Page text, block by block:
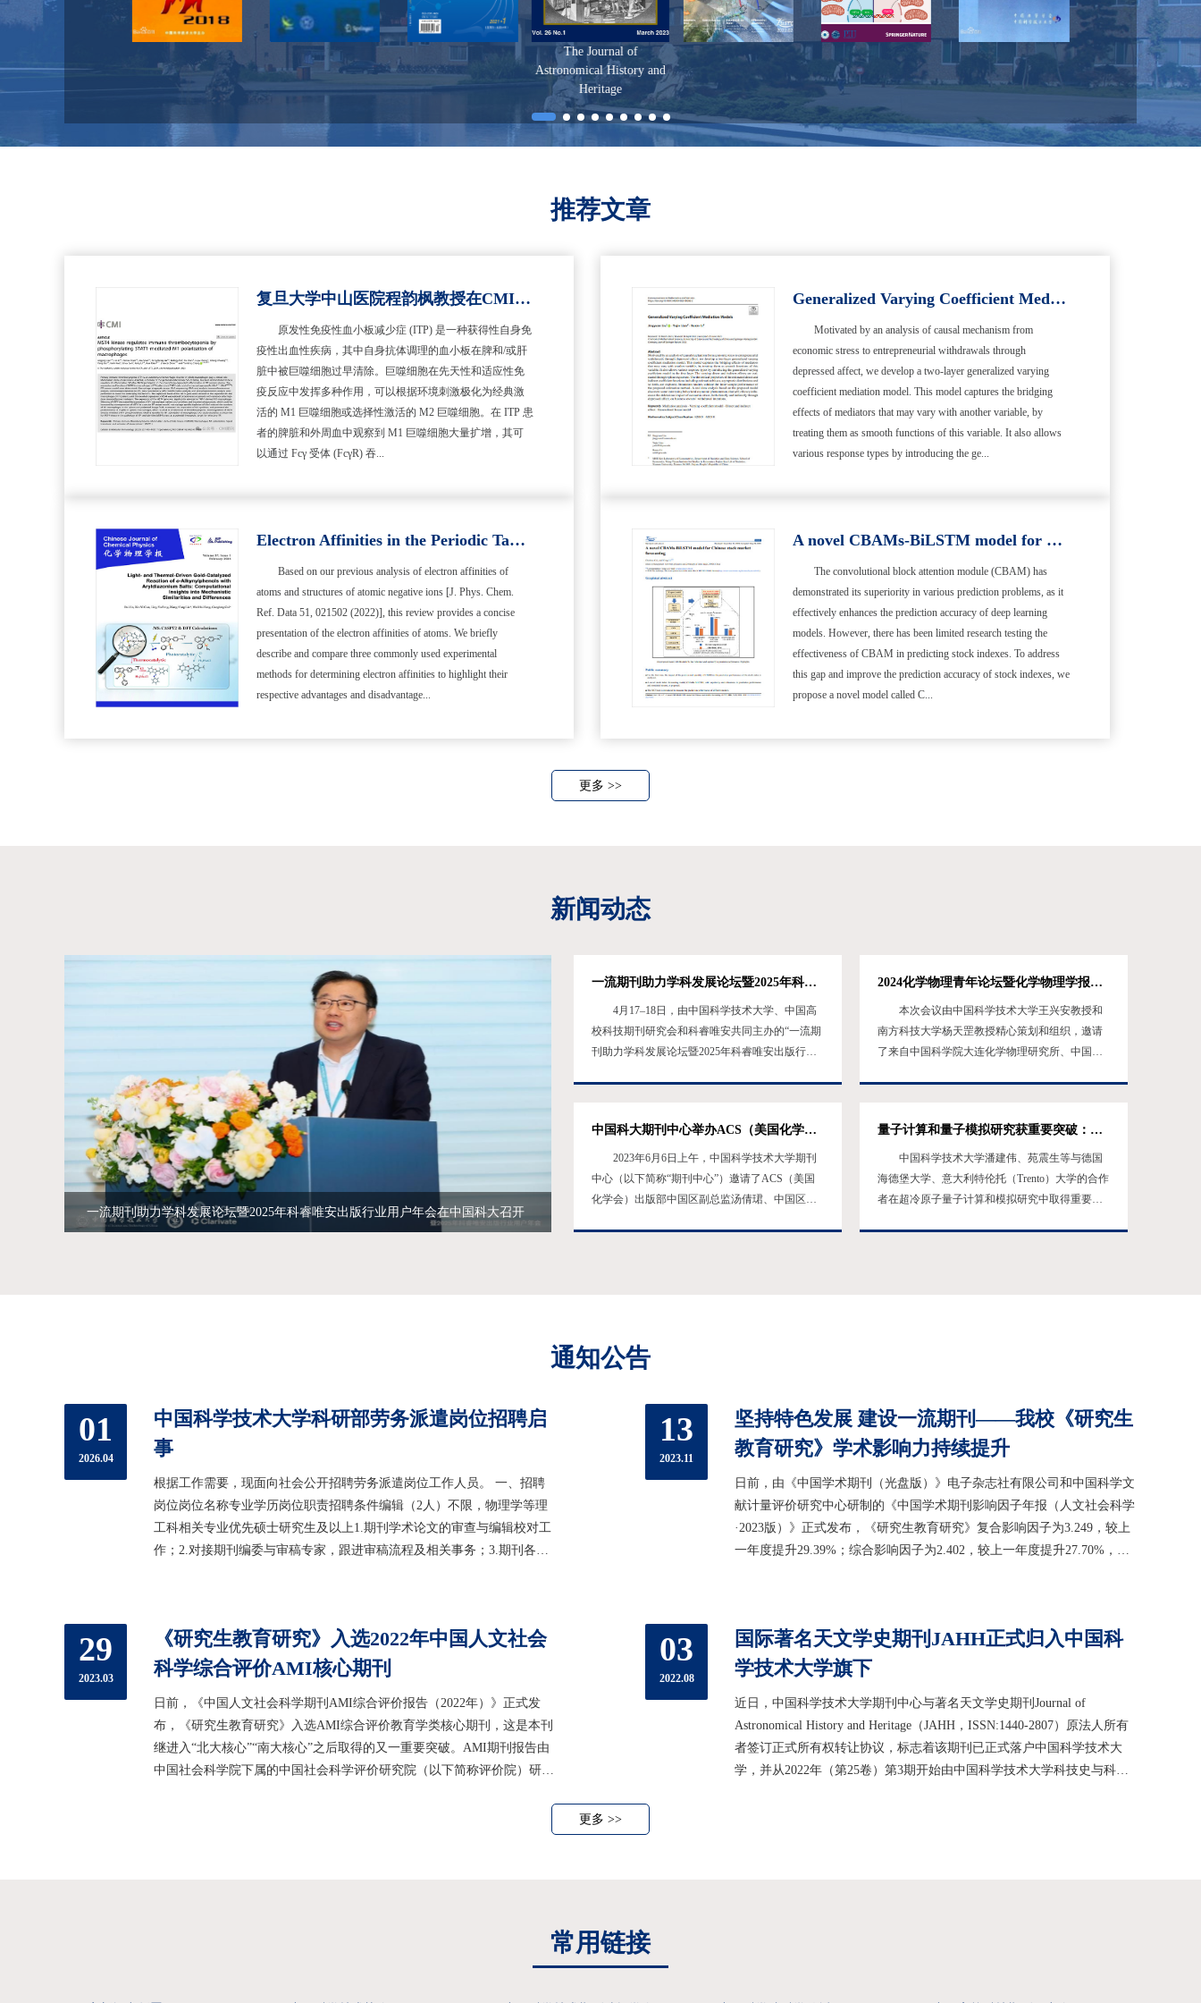
The Journal of
Astronomical History and
Heritage
推荐文章
复旦大学中山医院程韵枫教授在CMI发文，MST4通过磷酸化STAT1介导巨噬细胞M1极化促进ITP
原发性免疫性血小板减少症 (ITP) 是一种获得性自身免
疫性出血性疾病，其中自身抗体调理的血小板在脾和/或肝
脏中被巨噬细胞过早清除。巨噬细胞在先天性和适应性免
疫反应中发挥多种作用，可以根据环境刺激极化为经典激
活的 M1 巨噬细胞或选择性激活的 M2 巨噬细胞。在 ITP 患
者的脾脏和外周血中观察到 M1 巨噬细胞大量扩增，其可
以通过 Fcγ 受体 (FcγR) 吞...
Generalized Varying Coefficient Mediation Models
Motivated by an analysis of causal mechanism from
economic stress to entrepreneurial withdrawals through
depressed affect, we develop a two-layer generalized varying
coefficient mediation model. This model captures the bridging
effects of mediators that may vary with another variable, by
treating them as smooth functions of this variable. It also allows
various response types by introducing the ge...
Electron Affinities in the Periodic Table and an Example for As
Based on our previous analysis of electron affinities of
atoms and structures of atomic negative ions [J. Phys. Chem.
Ref. Data 51, 021502 (2022)], this review provides a concise
presentation of the electron affinities of atoms. We briefly
describe and compare three commonly used experimental
methods for determining electron affinities to highlight their
respective advantages and disadvantage...
A novel CBAMs-BiLSTM model for Chinese stock market forecasting
The convolutional block attention module (CBAM) has
demonstrated its superiority in various prediction problems, as it
effectively enhances the prediction accuracy of deep learning
models. However, there has been limited research testing the
effectiveness of CBAM in predicting stock indexes. To address
this gap and improve the prediction accuracy of stock indexes, we
propose a novel model called C...
更多 >>
新闻动态
一流期刊助力学科发展论坛暨2025年科睿唯安出版行业用户年会在中国科大召开
一流期刊助力学科发展论坛暨2025年科睿唯安出版行业用户年会在中国科大召开
4月17–18日，由中国科学技术大学、中国高
校科技期刊研究会和科睿唯安共同主办的“一流期
刊助力学科发展论坛暨2025年科睿唯安出版行业
期刊研究会理事长张铁明以及科睿唯安副总裁王
利出席会议并致辞。傅尧首先代表学校致辞，他
向科睿唯安和与会各界专家学者的到来表示欢
迎。他说，中国科学技术...
2024化学物理青年论坛暨化学物理学报青年编委会顺利召开
本次会议由中国科学技术大学王兴安教授和
南方科技大学杨天罡教授精心策划和组织，邀请
了来自中国科学院大连化学物理研究所、中国科
九所高校和科研院所的四十余名青年学者参会。2
月2日上午，2024年化学物理青年论坛开幕式由中
国科学技术大学化学物理学报执行主编陈旸教授
主持，首先他向参会嘉宾表...
中国科大期刊中心举办ACS（美国化学会）学术期刊研讨会
2023年6月6日上午，中国科学技术大学期刊
中心（以下简称“期刊中心”）邀请了ACS（美国
化学会）出版部中国区副总监汤倩珺、中国区内
式。ACS（美国化学会）是化学...
量子计算和量子模拟研究获重要突破：中国科大在71个格点的超冷原子量子模拟器中成功求解施温格方程
中国科学技术大学潘建伟、苑震生等与德国
海德堡大学、意大利特伦托（Trento）大学的合作
者在超冷原子量子计算和模拟研究中取得重要突
通知公告
01
2026.04
中国科学技术大学科研部劳务派遣岗位招聘启
事
根据工作需要，现面向社会公开招聘劳务派遣岗位工作人员。 一、招聘
岗位岗位名称专业学历岗位职责招聘条件编辑（2人）不限，物理学等理
工科相关专业优先硕士研究生及以上1.期刊学术论文的审查与编辑校对工
作；2.对接期刊编委与审稿专家，跟进审稿流程及相关事务；3.期刊各类
13
2023.11
坚持特色发展 建设一流期刊——我校《研究生
教育研究》学术影响力持续提升
日前，由《中国学术期刊（光盘版）》电子杂志社有限公司和中国科学文
献计量评价研究中心研制的《中国学术期刊影响因子年报（人文社会科学
·2023版）》正式发布，《研究生教育研究》复合影响因子为3.249，较上
一年度提升29.39%；综合影响因子为2.402，较上一年度提升27.70%，再
29
2023.03
《研究生教育研究》入选2022年中国人文社会
科学综合评价AMI核心期刊
日前，《中国人文社会科学期刊AMI综合评价报告（2022年）》正式发
布，《研究生教育研究》入选AMI综合评价教育学类核心期刊，这是本刊
继进入“北大核心”“南大核心”之后取得的又一重要突破。AMI期刊报告由
中国社会科学院下属的中国社会科学评价研究院（以下简称评价院）研
03
2022.08
国际著名天文学史期刊JAHH正式归入中国科
学技术大学旗下
近日，中国科学技术大学期刊中心与著名天文学史期刊Journal of
Astronomical History and Heritage（JAHH，ISSN:1440-2807）原法人所有
者签订正式所有权转让协议，标志着该期刊已正式落户中国科学技术大
学，并从2022年（第25卷）第3期开始由中国科学技术大学科技史与科技
更多 >>
常用链接